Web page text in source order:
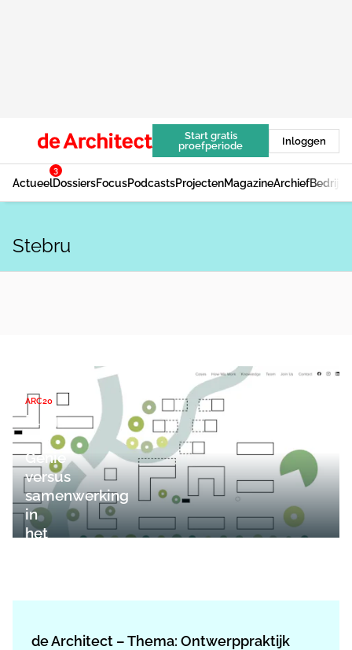
Start gratis
proefperiode
Inloggen
Actueel
3
DossiersFocusPodcastsProjectenMagazineArchief
Stebru
ARC20
Blog
-
Genie
versus
samenwerking
in
het
de Architect – Thema: Ontwerppraktijk